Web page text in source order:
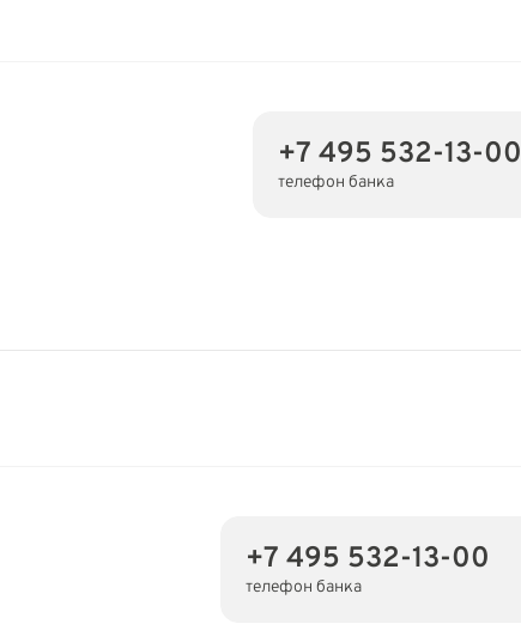
+7 495 532-13-00
телефон банка
+7 495 532-13-00
телефон банка